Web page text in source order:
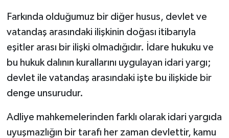
Farkında olduğumuz bir diğer husus, devlet ve
vatandaş arasındaki ilişkinin doğası itibarıyla
eşitler arası bir ilişki olmadığıdır. İdare hukuku ve
bu hukuk dalının kurallarını uygulayan idari yargı;
devlet ile vatandaş arasındaki işte bu ilişkide bir
denge unsurudur.
Adliye mahkemelerinden farklı olarak idari yargıda
uyuşmazlığın bir tarafı her zaman devlettir, kamu